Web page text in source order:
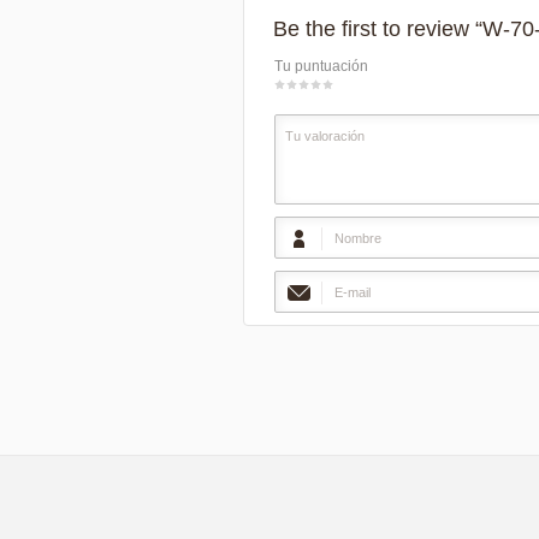
Be the first to review “W-
Tu puntuación